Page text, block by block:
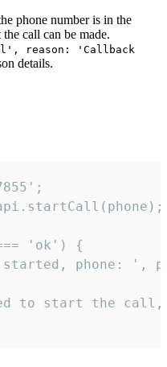
phone number is in the
call can be made.
reason: 'Callback
details.
'ok') {
phone: ',
to start the